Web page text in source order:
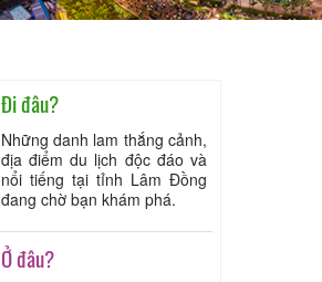
Đi đâu?
Những danh lam thắng cảnh,
địa điểm du lịch độc đáo và
nổi tiếng tại tỉnh Lâm Đồng
đang chờ bạn khám phá.
Ở đâu?